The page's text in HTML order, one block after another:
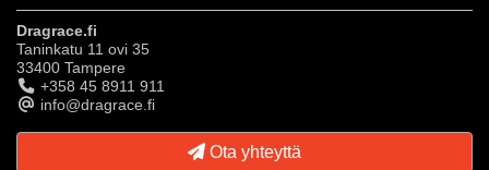
Dragrace.fi
Taninkatu 11 ovi 35
33400 Tampere
+358 45 8911 911
info@dragrace.fi
Ota yhteyttä